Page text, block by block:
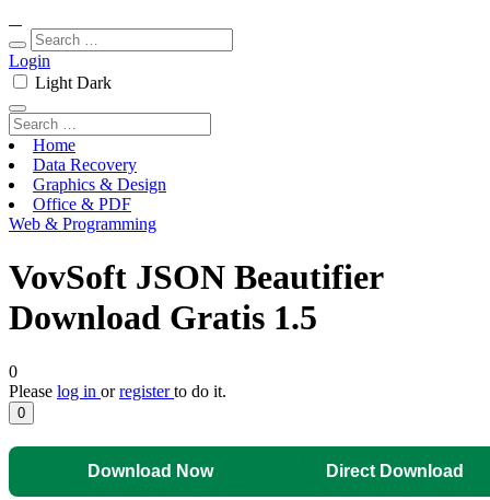
Login
Light Dark
Home
Data Recovery
Graphics & Design
Office & PDF
Web & Programming
VovSoft JSON Beautifier
Download Gratis 1.5
0
Please log in orregisterto do it.
0
Download Now Direct Download